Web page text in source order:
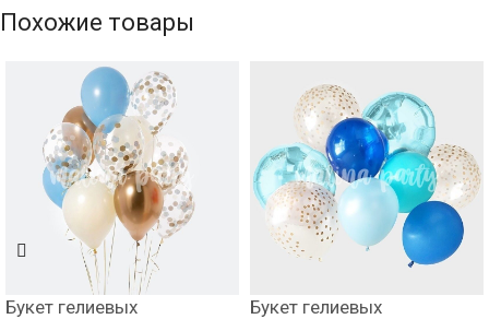
Похожие товары
Букет гелиевых
Букет гелиевых